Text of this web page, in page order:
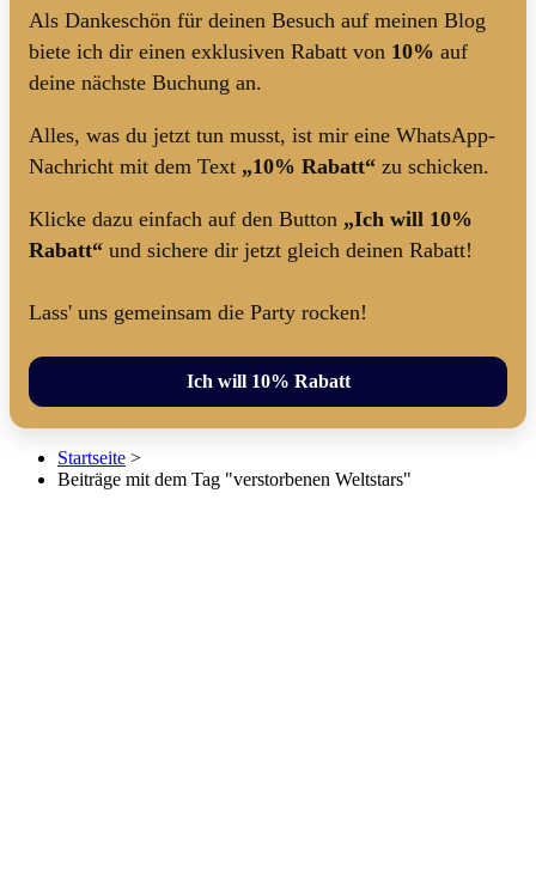
Als Dankeschön für deinen Besuch auf meinen Blog
biete ich dir einen exklusiven Rabatt von 10% auf
deine nächste Buchung an.
Alles, was du jetzt tun musst, ist mir eine WhatsApp-
Nachricht mit dem Text „10% Rabatt“ zu schicken.
Klicke dazu einfach auf den Button „Ich will 10%
Rabatt“ und sichere dir jetzt gleich deinen Rabatt!
Lass' uns gemeinsam die Party rocken!
Ich will 10% Rabatt
Startseite >
Beiträge mit dem Tag "verstorbenen Weltstars"